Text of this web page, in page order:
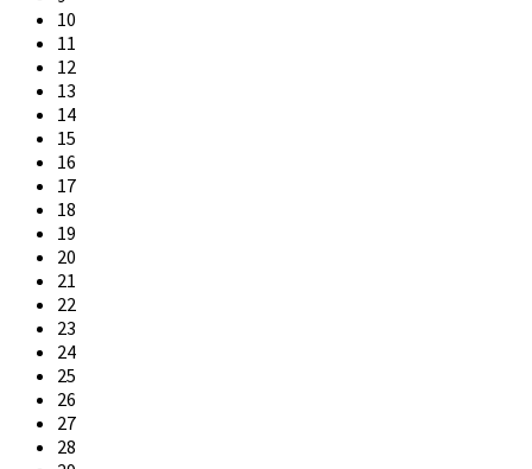
10
11
12
13
14
15
16
17
18
19
20
21
22
23
24
25
26
27
28